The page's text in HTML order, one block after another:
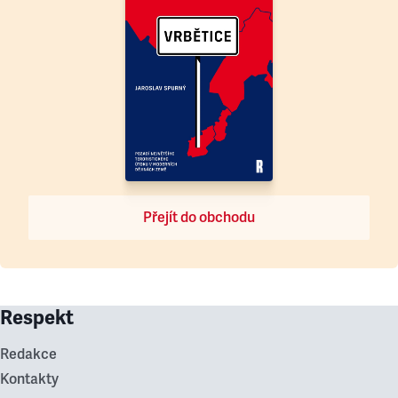
Přejít do obchodu
Respekt
Redakce
Kontakty